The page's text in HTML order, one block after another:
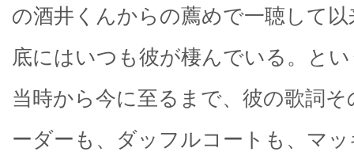
の酒井くんからの薦めで一聴して
底にはいつも彼が棲んでいる。と
当時から今に至るまで、彼の歌詞
ーダーも、ダッフルコートも、マ